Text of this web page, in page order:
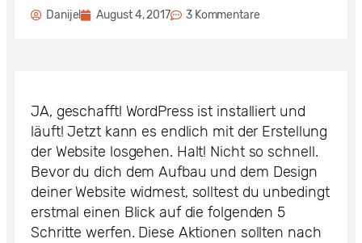
Danijel August 4, 2017 3 Kommentare
JA, geschafft! WordPress ist installiert und
läuft! Jetzt kann es endlich mit der Erstellung
der Website losgehen. Halt! Nicht so schnell.
Bevor du dich dem Aufbau und dem Design
deiner Website widmest, solltest du unbedingt
erstmal einen Blick auf die folgenden 5
Schritte werfen. Diese Aktionen sollten nach